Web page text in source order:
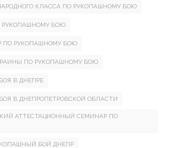
КЛАССА ПО РУКОПАШНОМУ БОЮ
РУКОПАШНОМУ БОЮ
ПО РУКОПАШНОМУ БОЮ
ПО РУКОПАШНОМУ БОЮ
В ДНЕПРЕ
В ДНЕПРОПЕТРОВСКОЙ ОБЛАСТИ
АТТЕСТАЦИОННЫЙ СЕМИНАР ПО
БОЙ ДНЕПР